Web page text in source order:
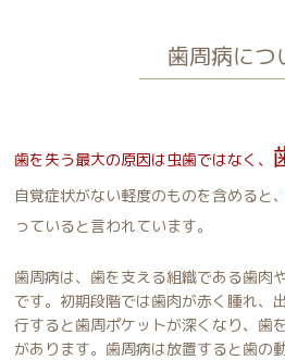
歯周病につ
歯を失う最大の原因は虫歯ではなく、
自覚症状がない軽度のものを含めると、
っていると言われています。
歯周病は、歯を支える組織である歯肉
です。初期段階では歯肉が赤く腫れ、
行すると歯周ポケットが深くなり、歯
があります。歯周病は放置すると歯の